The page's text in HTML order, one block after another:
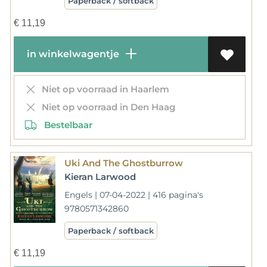
€11,19
in winkelwagentje
Niet op voorraad in Haarlem
Niet op voorraad in Den Haag
Bestelbaar
Uki And The Ghostburrow
Kieran Larwood
Engels | 07-04-2022 | 416 pagina's
9780571342860
Paperback / softback
€11,19